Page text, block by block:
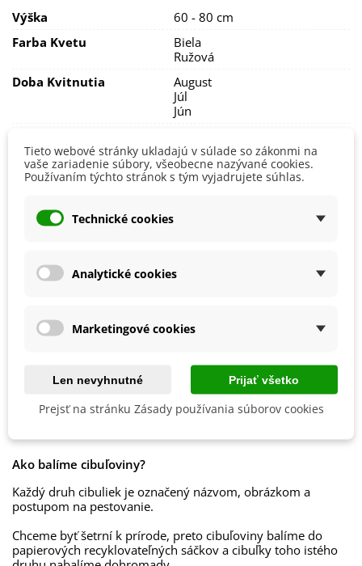
Pod cibuľku sa dáva
drenáž z piesku
kompostom. Stanovisko by malo byť dostatočne
ale zároveň chránené pred priamym slnkom. Je možné ľalie
. Ľalie odporúčame
Ľalie majú rady primeranú zálievku, určite sa neodporúča,
aby zotrvávali v premočenej pôde.
ktorý im na jar poskytne dostatok živín. Odporúča sa taktiež
mulčovanie, a to po celý rok. Na jar je vhodné ľalie prihnojiť.
Možno použiťšpeciálne hnojivá,rohovinu,slepačince
Odkvitnuté kvety se priebežne odstraňujú.
však dostatočne veľký, aspoň 20 x 20 cm. Nesmieme
zabudnúť na dobrú drenáž. Môžeme použiť i perlit.
Výška
60 - 80 cm
Farba Kvetu
Biela
Ružová
Doba Kvitnutia
August
Júl
Jún
Stanovisko
Polotienisté
Slnečné
Výrobca
SemenaOnline
Vegetačné Obdobie
Ako balíme cibuľoviny?
Každý druh cibuliek je označený názvom, obrázkom a
postupom na pestovanie.
Chceme byť šetrní k prírode, preto cibuľoviny balíme do
papierových recyklovateľných sáčkov a cibuľky toho istého
Tieto webové stránky ukladajú v súlade so zákonmi na
vaše zariadenie súbory, všeobecne nazývané cookies.
Používaním týchto stránok s tým vyjadrujete súhlas.
Technické cookies
Analytické cookies
Marketingové cookies
Len nevyhnutné Prijať všetko
Prejsť na stránku Zásady používania súborov cookies